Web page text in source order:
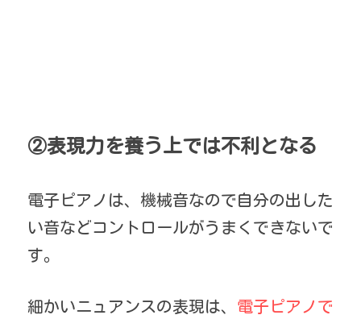
②表現力を養う上では不利となる
電子ピアノは、機械音なので自分の出した
い音などコントロールがうまくできないで
す。
細かいニュアンスの表現は、 電子ピアノで